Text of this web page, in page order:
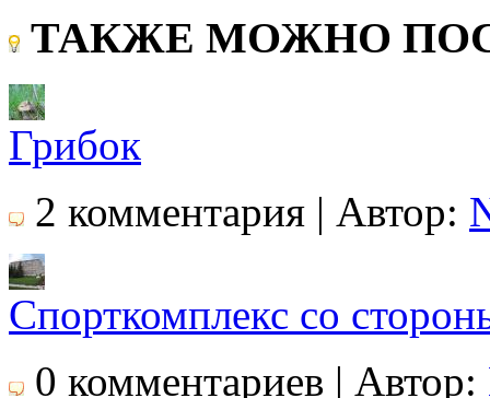
ТАКЖЕ МОЖНО
Грибок
2 комментария | Автор:
Спорткомплекс со
0 комментариев | Автор: